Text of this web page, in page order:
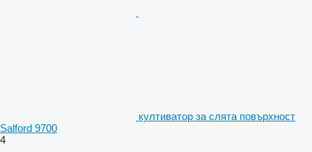
култиватор за слята повърхност
Salford 9700
4